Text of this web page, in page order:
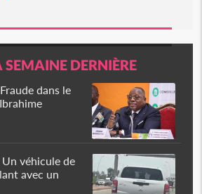
SEMAINE DERNIÈRE
dans le
véhicule de
avec un